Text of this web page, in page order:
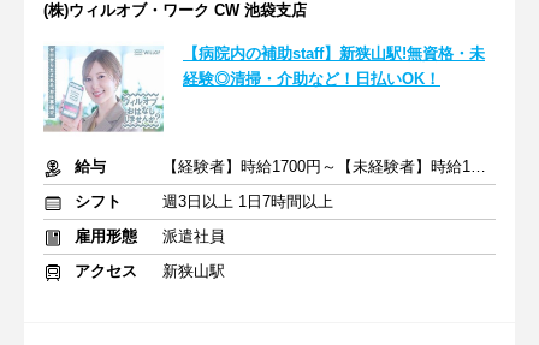
(株)ウィルオブ・ワーク CW 池袋支店
【病院内の補助staff】新狭山駅!無資格・未
経験◎清掃・介助など！日払いOK！
給与
【経験者】時給1700円～【未経験者】時給1500円～ ＋交通費
シフト
週3日以上 1日7時間以上
雇用形態
派遣社員
アクセス
新狭山駅